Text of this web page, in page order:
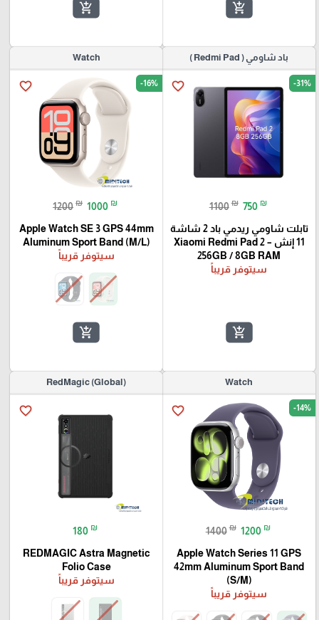
add_shopping_cart
add_shopping_cart
باد شاومي ( Redmi Pad )
favorite_border -31%
1100 ₪ 750 ₪
تابلت شاومي ريدمي باد 2 شاشة
11 إنش – Xiaomi Redmi Pad 2
256GB / 8GB RAM
سيتوفر قريباً
add_shopping_cart
Watch
favorite_border -16%
1200 ₪ 1000 ₪
Apple Watch SE 3 GPS 44mm
Aluminum Sport Band (M/L)
سيتوفر قريباً
add_shopping_cart
Watch
favorite_border -14%
1400 ₪ 1200 ₪
Apple Watch Series 11 GPS
42mm Aluminum Sport Band
(S/M)
سيتوفر قريباً
(RedMagic (Global
favorite_border
180 ₪
REDMAGIC Astra Magnetic
Folio Case
سيتوفر قريباً